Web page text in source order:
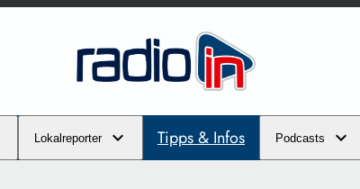
Lokalreporter Tipps & Infos Podcasts